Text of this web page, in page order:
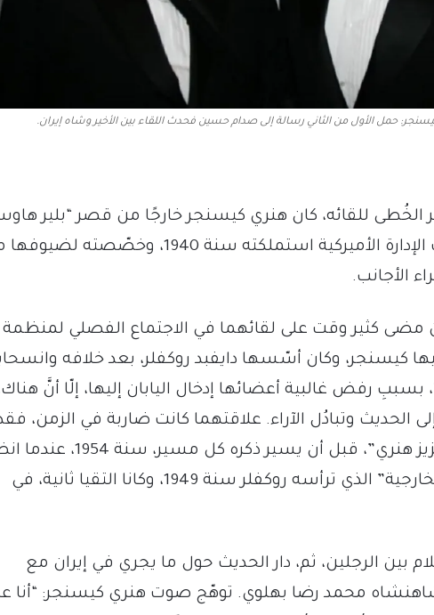
حمل الأول من الثاني رسالة إلى صدام حسين فحدث اللقاء بين الأخير وشاه إيران.
الخُطى للقائه، كان هنري كيسنجر خارجًا من قصر “بلير
في واشنطن، الذي كانت الإدارة الأميركية استملكته سنة 1940، وخصّصته
الأجانب.
مضى كثير وقت على لقائهما في الاجتماع الفصلي لمنظمة
كيسنجر، وكان أسّسها دايفبد روكفلر، بعد خلافه
رفض غالبية أعضائها إدخال اليابان إليها، إلّا أنَّ
الحديث وتبادُل الآراء. علاقتهما كانت ضاربة في الزمن،
التقى دايفيد روكفلر “العزيز هنري”، قبل أن يسير ذكره كل مسير،
إلى “مجلس العلاقات الخارجية” الذي ترأسه روكفلر سنة 1949، وكانا التقيا ثانية، في
بين الرجلين، ثم، دار الحديث حول ما يجري في إيران مع
محمد رضا بهلوي. توهّج صوت هنري كيسنجر: “أنا